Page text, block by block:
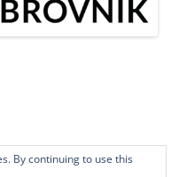
By continuing to use this